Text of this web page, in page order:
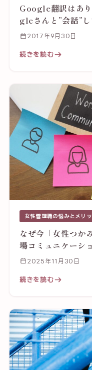
Google翻訳はあ
gleさんと”会話”
2017年9月30日
続きを読む
女性管理職の悩みとメリ
なぜ今「女性つか
場コミュニケーシ
2025年11月30日
続きを読む